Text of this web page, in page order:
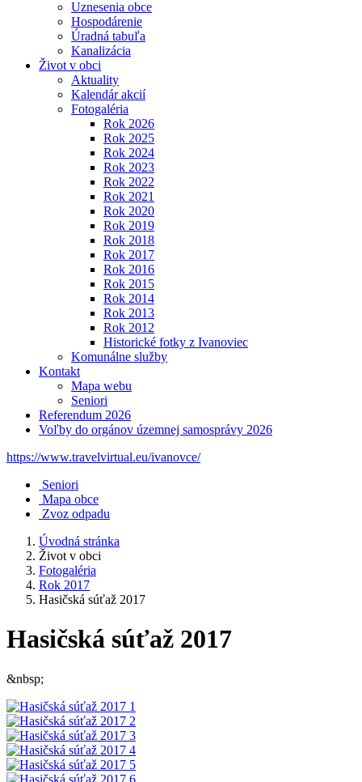
Uznesenia obce
Hospodárenie
Úradná tabuľa
Kanalizácia
Život v obci
Aktuality
Kalendár akcií
Fotogaléria
Rok 2026
Rok 2025
Rok 2024
Rok 2023
Rok 2022
Rok 2021
Rok 2020
Rok 2019
Rok 2018
Rok 2017
Rok 2016
Rok 2015
Rok 2014
Rok 2013
Rok 2012
Historické fotky z Ivanoviec
Komunálne služby
Kontakt
Mapa webu
Seniori
Referendum 2026
Voľby do orgánov územnej samosprávy 2026
https://www.travelvirtual.eu/ivanovce/
Seniori
Mapa obce
Zvoz odpadu
Úvodná stránka
Život v obci
Fotogaléria
Rok 2017
Hasičská súťaž 2017
Hasičská súťaž 2017
&nbsp;